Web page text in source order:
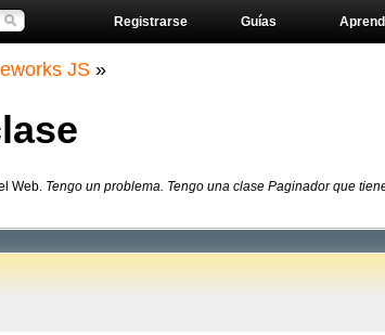
Guías
Registrarse
JS »
Web. Tengo un problema. Tengo una clase Paginador que